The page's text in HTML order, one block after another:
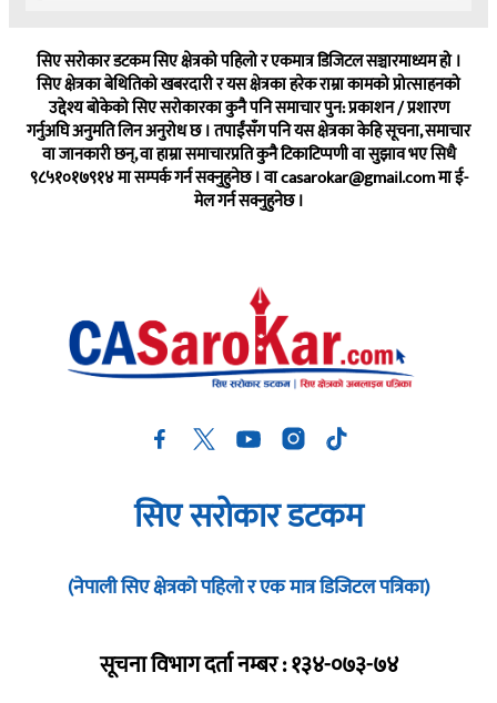
सिए सरोकार डटकम सिए क्षेत्रको पहिलो र एकमात्र डिजिटल सञ्चारमाध्यम हो ।
सिए क्षेत्रका बेथितिको खबरदारी र यस क्षेत्रका हरेक राम्रा कामको प्रोत्साहनको
उद्देश्य बोकेको सिए सरोकारका कुनै पनि समाचार पुन: प्रकाशन / प्रशारण
गर्नुअघि अनुमति लिन अनुरोध छ । तपाईंसँग पनि यस क्षेत्रका केहि सूचना, समाचार
वा जानकारी छन्, वा हाम्रा समाचारप्रति कुनै टिकाटिप्पणी वा सुझाव भए सिधै
९८५१०१७९१४ मा सम्पर्क गर्न सक्नुहुनेछ । वाcasarokar@gmail.comमा ई-
मेल गर्न सक्नुहुनेछ ।
सिए सरोकार डटकम
(नेपाली सिए क्षेत्रको पहिलो र एक मात्र डिजिटल पत्रिका)
सूचना विभाग दर्ता नम्बर : १३४-०७३-७४